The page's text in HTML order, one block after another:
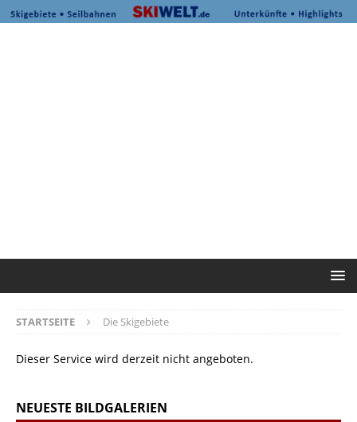
STARTSEITE Die Skigebiete
Dieser Service wird derzeit nicht angeboten.
NEUESTE BILDGALERIEN